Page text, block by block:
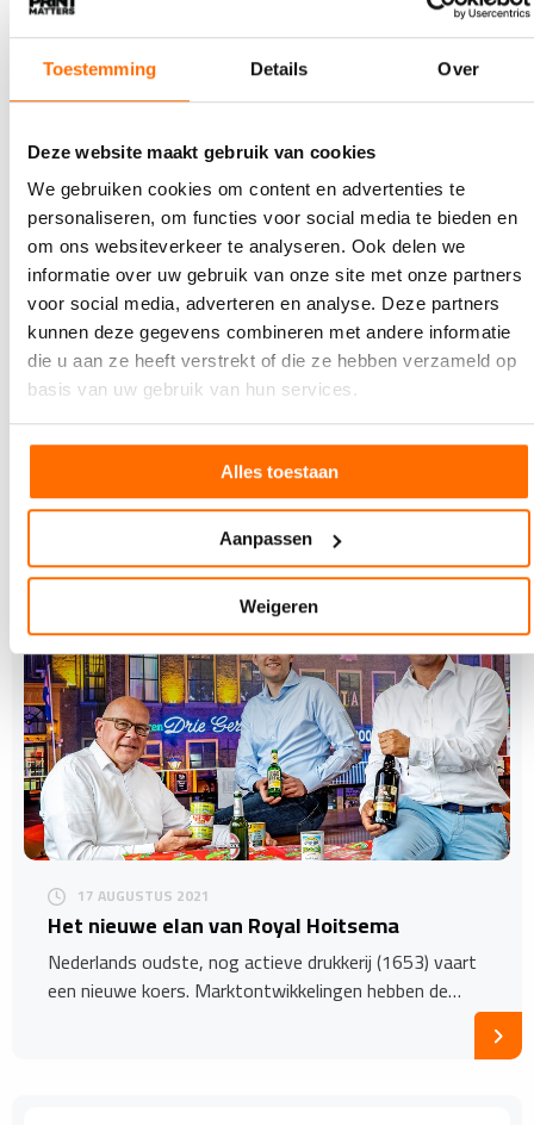
Toestemming Details Over
Deze website maakt gebruik van cookies
We gebruiken cookies om content en advertenties te
personaliseren, om functies voor social media te bieden en
om ons websiteverkeer te analyseren. Ook delen we
informatie over uw gebruik van onze site met onze partners
voor social media, adverteren en analyse. Deze partners
kunnen deze gegevens combineren met andere informatie
die u aan ze heeft verstrekt of die ze hebben verzameld op
basis van uw gebruik van hun services.
Alles toestaan
Aanpassen
Weigeren
12 NOVEMBER 2021
Geautomatiseerde VDP-productie met
VariOne
variabele data printing (VDP) met Xeikons X-800
17 AUGUSTUS 2021
Het nieuwe elan van Royal Hoitsema
Nederlands oudste, nog actieve drukkerij (1653) vaart
een nieuwe koers. Marktontwikkelingen hebben de…